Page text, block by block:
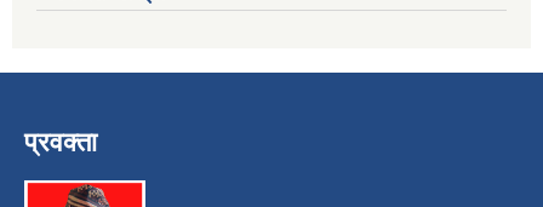
प्रवक्ता